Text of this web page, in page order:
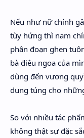
Nếu như nữ chính
tùy hứng thì nam
phân đoạn ghen
bà điêu ngoa của
dùng đến vương
dung túng cho
So với nhiều tác
không thật sự đặc